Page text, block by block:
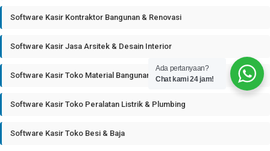
Software Kasir Kontraktor Bangunan & Renovasi
Software Kasir Jasa Arsitek & Desain Interior
Software Kasir Toko Material Bangunan
Software Kasir Toko Peralatan Listrik & Plumbing
Software Kasir Toko Besi & Baja
Ada pertanyaan?
Chat kami 24 jam!